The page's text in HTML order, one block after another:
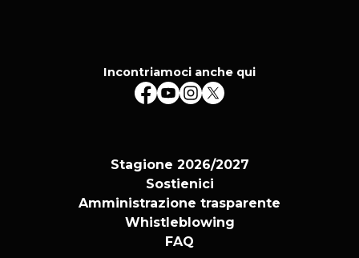
dinamica e catartica. Ha prodotto tre album:
“Quitratue”, “Anzar” e “Sonus Ruinae”. Il suo
Vogliazzo, è stato presentato nel 2020 all’interno
Una Boccata d’Arte, collaborazione tra Galleria
Continua e Threes Production.
palco del canneto
Incontriamoci anche qui
Stagione 2026/2027
Sostienici
Amministrazione trasparente
Whistleblowing
FAQ